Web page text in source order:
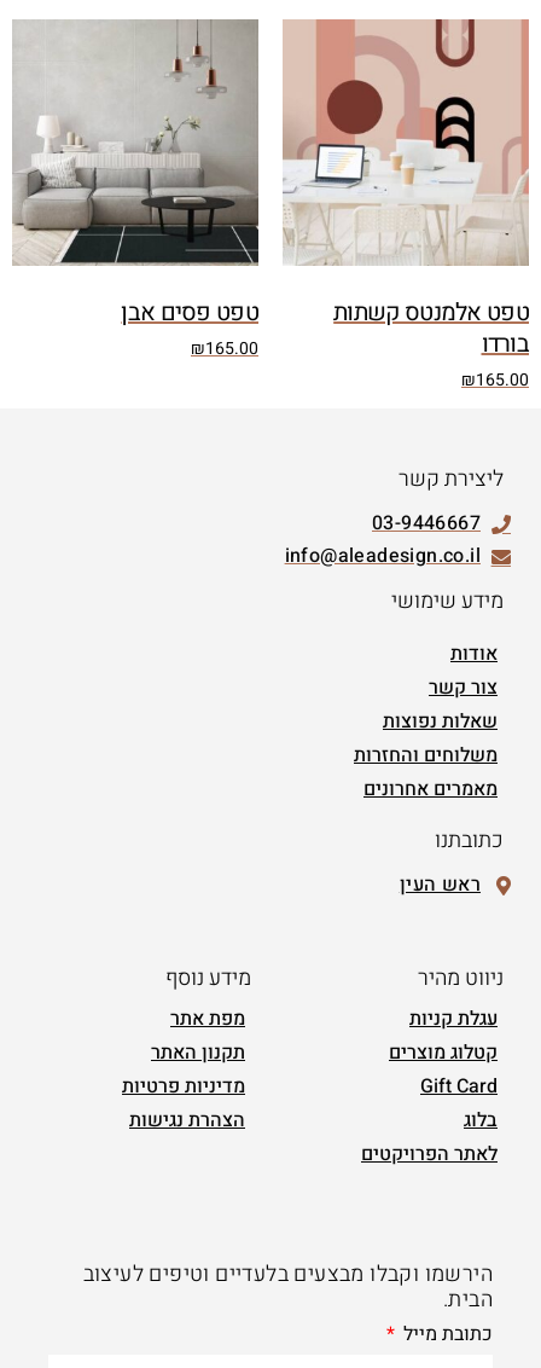
טפט אלמנטס קשתות
בורדו
₪165.00
טפט פסים אבן
₪165.00
ליצירת קשר
03-9446667
info@aleadesign.co.il
מידע שימושי
אודות
צור קשר
שאלות נפוצות
משלוחים והחזרות
מאמרים אחרונים
כתובתנו
ראש העין
ניווט מהיר
עגלת קניות
קטלוג מוצרים
Gift Card
בלוג
לאתר הפרויקטים
מידע נוסף
מפת אתר
תקנון האתר
מדיניות פרטיות
הצהרת נגישות
הירשמו וקבלו מבצעים בלעדיים וטיפים לעיצוב
הבית.
כתובת מייל